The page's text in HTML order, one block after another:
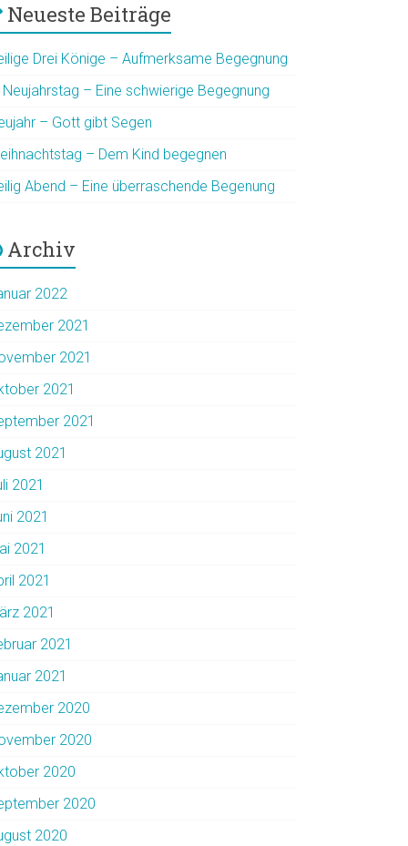
Neueste Beiträge
Drei Könige – Aufmerksame Begegnung
Neujahrstag – Eine schwierige Begegnung
– Gott gibt Segen
– Dem Kind begegnen
Abend – Eine überraschende Begenung
Archiv
2022
2021
2021
2021
2021
2021
2021
2021
2021
2021
2021
2021
2021
2020
2020
2020
2020
2020